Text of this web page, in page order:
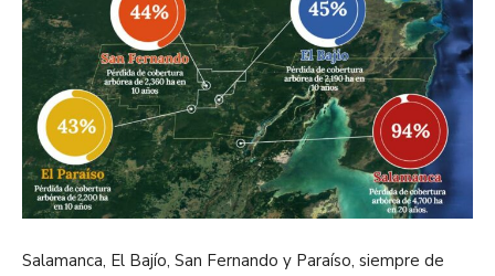
Salamanca, El Bajío, San Fernando y Paraíso, siempre de